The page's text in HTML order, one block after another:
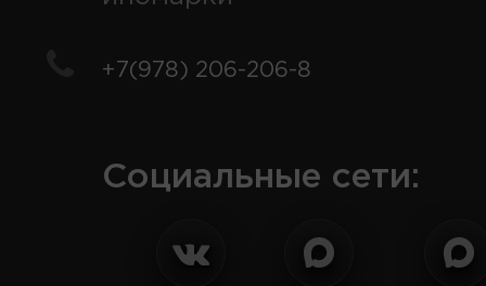
+7(978) 206-206-8
Социальные сети: